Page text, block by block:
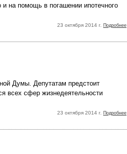
на помощь в погашении ипотечного
23 октября 2014 г. Подробнее
Думы. Депутатам предстоит
всех сфер жизнедеятельности
23 октября 2014 г. Подробнее